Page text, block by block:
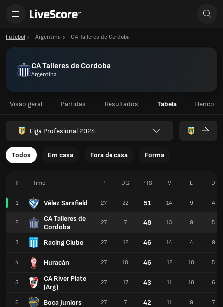
Futebol Argentina CA Talleres de Cordoba
CA Talleres de Cordoba
Argentina
Visão geral Partidas Resultados Tabela Elenco
Liga Profesional 2024
Todos Em casa Fora de casa Forma
# Time
1 Vélez Sarsfield
2
CA Talleres de
Cordoba
3 Racing Clube
4 Huracán
5
CA River Plate
(Arg)
6 Boca Juniors
P DG PTS V E D
27 22 51 14 9 4
27 7 48 13 9 5
27 12 46 14 4 9
27 10 46 12 10 5
27 17 43 11 10 6
27 7 42 11 9 7